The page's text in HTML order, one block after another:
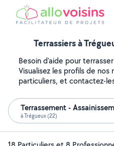
Terrassiers à
Besoin d'aide pour
Visualisez les profils de
particuliers, et contactez-
Terrassement -
à Trégueux (22)